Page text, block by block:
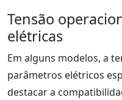
Tensão
elétricas
Em alguns modelos, a
parâmetros elétricos
destacar a